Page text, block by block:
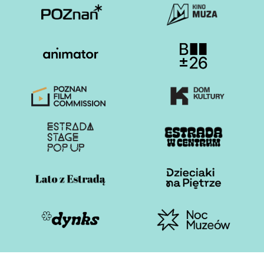
Otwiera stronę w nowej karcie Otwiera stronę w
Otwiera stronę w nowej karcie Otwiera stronę w
Otwiera stronę w nowej karcie Otwiera stronę w
Otwiera stronę w nowej karcie Otwiera stronę w
Otwiera stronę w nowej karcie Otwiera stronę w
Otwiera stronę w nowej karcie Otwiera stronę w